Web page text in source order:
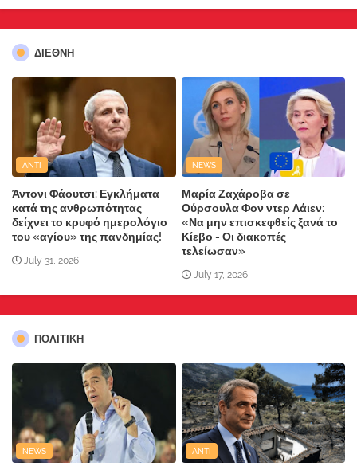
ΔΙΕΘΝΗ
ANTI
Άντονι Φάουτσι: Εγκλήματα
κατά της ανθρωπότητας
δείχνει το κρυφό ημερολόγιο
του «αγίου» της πανδημίας!
July 31, 2026
NEWS
Μαρία Ζαχάροβα σε
Ούρσουλα Φον ντερ Λάιεν:
«Να μην επισκεφθείς ξανά το
Κίεβο - Οι διακοπές
τελείωσαν»
July 17, 2026
ΠΟΛΙΤΙΚΗ
NEWS ANTI